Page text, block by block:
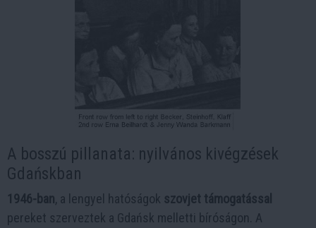
A bosszú pillanata: nyilvános kivégzések
Gdańskban
1946-ban, a lengyel hatóságok szovjet támogatással
pereket szerveztek a Gdańsk melletti bíróságon. A